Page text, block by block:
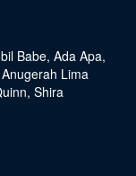
Babe, Ada Apa,
Anugerah Lima
, Shira